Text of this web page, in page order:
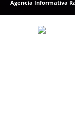
Agencia Informativa